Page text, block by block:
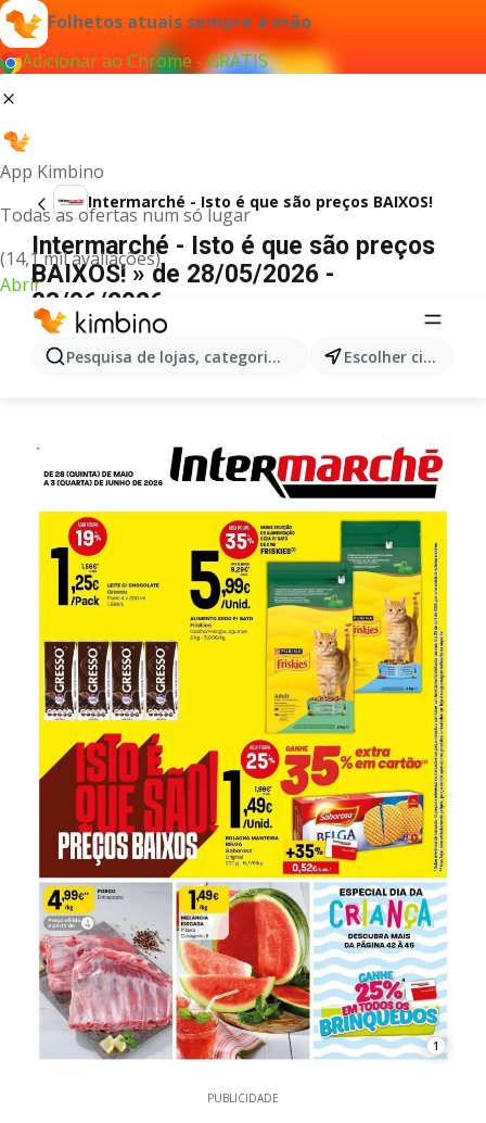
Folhetos atuais sempre à mão
Adicionar ao Chrome - GRÁTIS
App Kimbino
Todas as ofertas num só lugar
(14,1 mil avaliações)
Abrir
Pesquisa de lojas, categorias,produtos... Escolher cidade
Intermarché - Isto é que são preços BAIXOS!
Intermarché - Isto é que são preços
BAIXOS! » de 28/05/2026 -
03/06/2026
1
PUBLICIDADE